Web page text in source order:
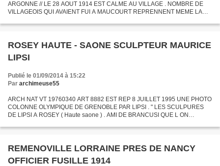
ARGONNE // LE 28 AOUT 1914 EST CALME AU VILLAGE . NOMBRE DE
VILLAGEOIS QUI AVAIENT FUI A MAUCOURT REPRENNENT MEME LA
BATAILLON DU...
ROSEY HAUTE - SAONE SCULPTEUR MAURICE
LIPSI
Publié le 01/09/2014 à 15:22
Par archimeuse55
ARCH NAT VT 19760340 ART 8882 EST REP 8 JUILLET 1995 UNE PHOTO
COLONNE OLYMPIQUE DE GRENOBLE PAR LIPSI . " LES SCULPURES
DE LIPSI A ROSEY ( Haute saone ) . AMI DE BRANCUSI QUE L ON
AUSSI DE NOMBREUSES...
REMENOVILLE LORRAINE PRES DE NANCY
OFFICIER FUSILLE 1914